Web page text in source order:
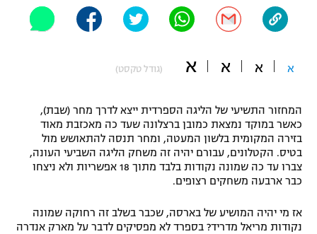
"מחצית בשכונה" – פודקאסט
תקנון עבור פעילות אלקטרה
תקנון עבור פעילות ספורט 1 – "מרלן"
טניס
גיימינג E-Sports
אופניים
פוטבול אמריקאי NFL
בייסבול MLB
ספורט אתגרי ואקסטרים
אומנויות לחימה
א א א א (גודל טקסט)
המחזור התשיעי של הליגה הספרדית ייצא לדרך מחר (שבת),
כאשר במוקד נמצאת כמובן ברצלונה שעד כה מאכזבת מאוד
בזירה המקומית בלשון המעטה, ומחר תנסה להתאושש מול
בטיס. הקטלונים, עבורם יהיה זה משחק הליגה השביעי העונה,
צברו עד כה שמונה נקודות בלבד מתוך 18 אפשריות ולא ניצחו
כבר ארבעה משחקים רצופים.
אז מי יהיה המושיע של בארסה, שכבר בשלב זה רחוקה שמונה
נקודות מריאל מדריד? בספרד לא מפסיקים לדבר על מארק אנדרה